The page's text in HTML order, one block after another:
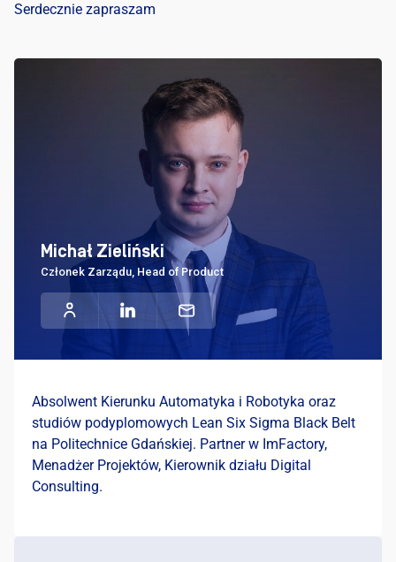
Serdecznie zapraszam
Michał Zieliński
Członek Zarządu, Head of Product
Absolwent Kierunku Automatyka i Robotyka oraz
studiów podyplomowych Lean Six Sigma Black Belt
na Politechnice Gdańskiej. Partner w ImFactory,
Menadżer Projektów, Kierownik działu Digital
Consulting.